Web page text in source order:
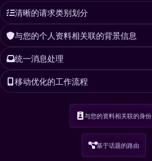
清晰的请求类别划分
与您的个人资料相关联的背景信息
统一消息处理
移动优化的工作流程
与您的资料相关联的身份
基于话题的路由